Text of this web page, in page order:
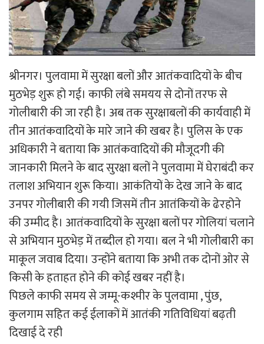
श्रीनगर। पुलवामा में सुरक्षा बलों और आतंकवादियों के बीच
मुठभेड़ शुरू हो गई। काफी लंबे समयय से दोनों तरफ से
गोलीबारी की जा रही है। अब तक सुरक्षाबलों की कार्यवाही में
तीन आतंकवादियों के मारे जाने की खबर है। पुलिस के एक
अधिकारी ने बताया कि आतंकवादियों की मौजूदगी की
जानकारी मिलने के बाद सुरक्षा बलों ने पुलवामा में घेराबंदी कर
तलाश अभियान शुरू किया। आकंतियों के देख जाने के बाद
उनपर गोलीबारी की गयी जिसमें तीन आतंकियों के ढेरहोने
की उम्मीद है। आतंकवादियों के सुरक्षा बलों पर गोलियां चलाने
से अभियान मुठभेड़ में तब्दील हो गया। बल ने भी गोलीबारी का
माकूल जवाब दिया। उन्होंने बताया कि अभी तक दोनों ओर से
किसी के हताहत होने की कोई खबर नहीं है।
पिछले काफी समय से जम्मू-कश्मीर के पुलवामा , पुंछ,
कुलगाम सहित कई ईलाकों में आतंकी गतिविधियां बढ़ती
दिखाई दे रही